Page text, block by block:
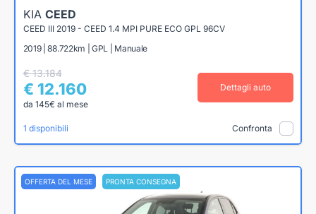
KIA CEED
CEED III 2019 - CEED 1.4 MPI PURE ECO GPL 96CV
2019 | 88.722km | GPL | Manuale
€ 13.184
€ 12.160
da 145€ al mese
Dettagli auto
1 disponibili Confronta
OFFERTA DEL MESE PRONTA CONSEGNA